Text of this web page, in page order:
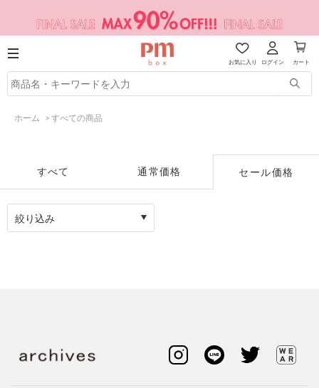
お気に入り ログイン カート
ホーム > すべての商品
すべて 通常価格 セール価格
絞り込み